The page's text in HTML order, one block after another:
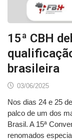
15ª CBH
brasileira
03/06/2025
Nos dias 24 e 25
palco de um dos
Brasil. A 15ª
renomados